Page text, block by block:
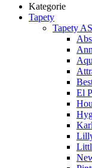
Kategorie
Tapety
Tapety
El